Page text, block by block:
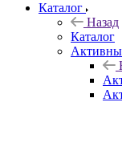
Каталог
Назад
Каталог